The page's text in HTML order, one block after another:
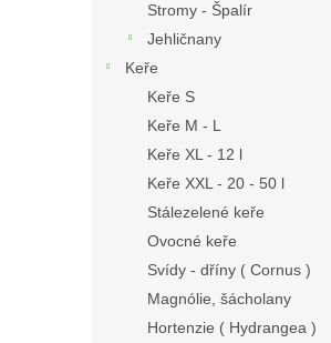
Stromy - Špalír
Jehličnany
Keře
Keře S
Keře M - L
Keře XL - 12 l
Keře XXL - 20 - 50 l
Stálezelené keře
Ovocné keře
Svídy - dříny ( Cornus )
Magnólie, šácholany
Hortenzie ( Hydrangea )